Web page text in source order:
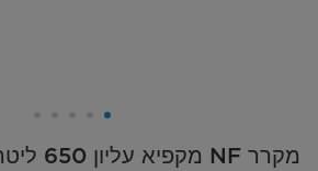
מקרר NF מקפיא עליון 650 ליטר